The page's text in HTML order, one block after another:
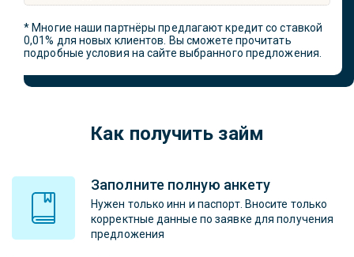
* Многие наши партнёры предлагают кредит со ставкой
0,01% для новых клиентов. Вы сможете прочитать
подробные условия на сайте выбранного предложения.
Как получить займ
Заполните полную анкету
Нужен только инн и паспорт. Вносите только
корректные данные по заявке для получения
предложения